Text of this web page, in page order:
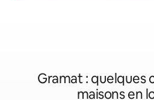
Gramat : quelques
maisons en